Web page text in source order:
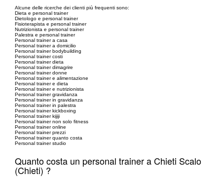
Alcune delle ricerche dei clienti più frequenti sono:
Dieta e personal trainer
Dietologo e personal trainer
Fisioterapista e personal trainer
Nutrizionista e personal trainer
Palestra e personal trainer
Personal trainer a casa
Personal trainer a domicilio
Personal trainer bodybuilding
Personal trainer costi
Personal trainer dieta
Personal trainer dimagrire
Personal trainer donne
Personal trainer e alimentazione
Personal trainer e dieta
Personal trainer e nutrizionista
Personal trainer gravidanza
Personal trainer in gravidanza
Personal trainer in palestra
Personal trainer kickboxing
Personal trainer kijiji
Personal trainer non solo fitness
Personal trainer online
Personal trainer prezzi
Personal trainer quanto costa
Personal trainer studio
Quanto costa un personal trainer a Chieti Scalo
(Chieti) ?